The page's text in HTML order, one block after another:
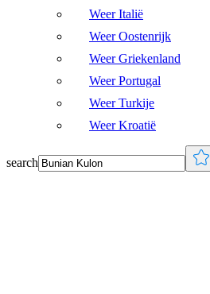
Weer Italië
Weer Oostenrijk
Weer Griekenland
Weer Portugal
Weer Turkije
Weer Kroatië
search